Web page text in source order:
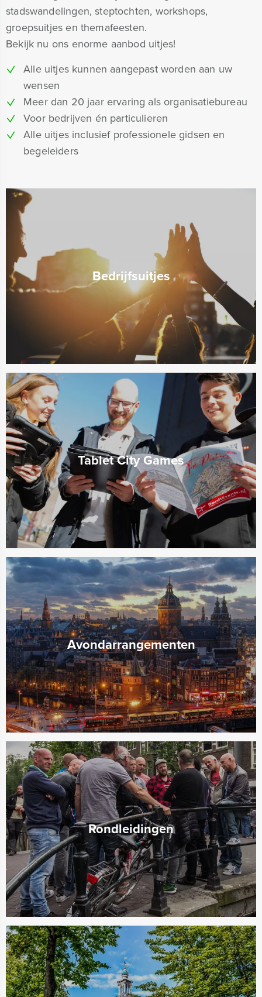
stadswandelingen, steptochten, workshops,
groepsuitjes en themafeesten.
Bekijk nu ons enorme aanbod uitjes!
Alle uitjes kunnen aangepast worden aan uw
wensen
Meer dan 20 jaar ervaring als organisatiebureau
Voor bedrijven én particulieren
Alle uitjes inclusief professionele gidsen en
begeleiders
Bedrijfsuitjes
Tablet City Games
Avondarrangementen
Rondleidingen